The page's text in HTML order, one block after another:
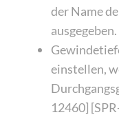
der Name
einstellen,
12460]